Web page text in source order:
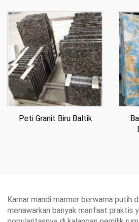
Peti Granit Biru Baltik
Kamar mandi marmer berwarna putih
menawarkan banyak manfaat praktis